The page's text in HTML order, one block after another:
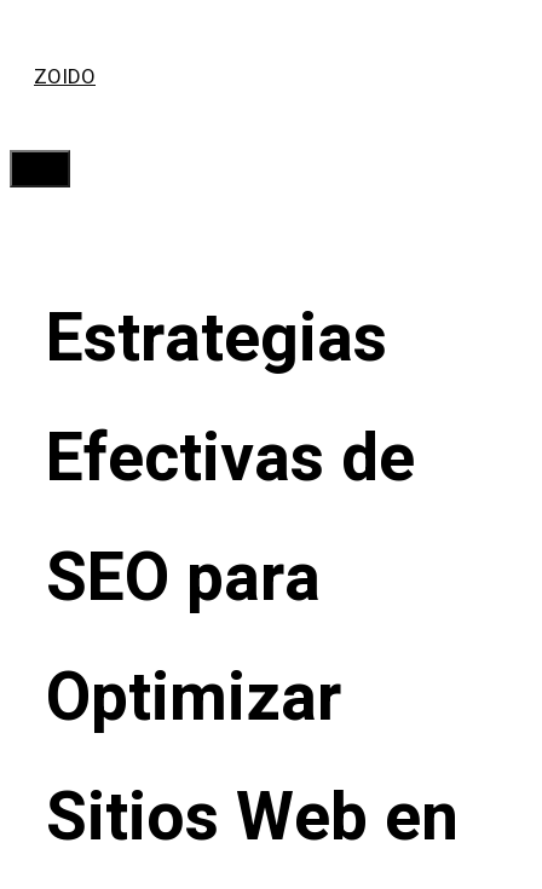
ZOIDO
Estrategias
Efectivas de
SEO para
Optimizar
Sitios Web en